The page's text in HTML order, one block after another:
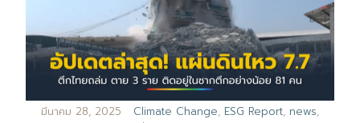
มีนาคม 28, 2025 Climate Change, ESG Report, news,